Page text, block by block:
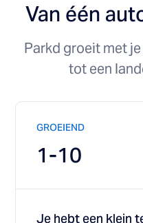
Van één
Parkd groeit met
tot een
GROEIEND
1-10
Je hebt een klein